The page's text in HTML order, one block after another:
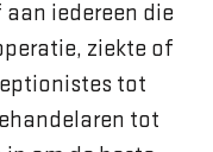
iedereen die
ziekte of
tot
tot